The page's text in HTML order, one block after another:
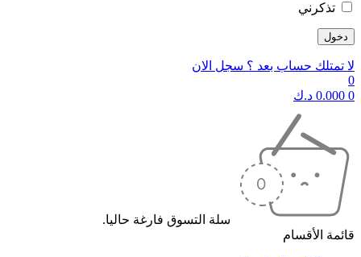
تذكرني
لا تمتلك حساب بعد ؟ سجل الان
0
0
0.000 د.ك
سلة التسوق فارغة حاليا.
قائمة الأقسام